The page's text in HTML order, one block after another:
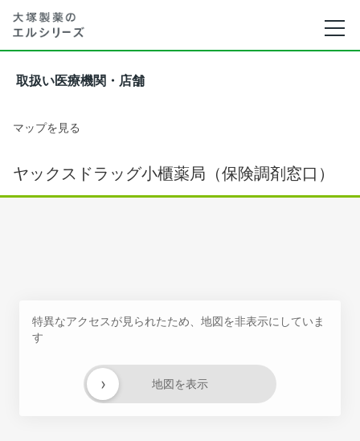
取扱い医療機関・店舗
マップを見る
ヤックスドラッグ小櫃薬局（保険調剤窓口）
特異なアクセスが見られたため、地図を非表示にしていま
す
地図を表示
›